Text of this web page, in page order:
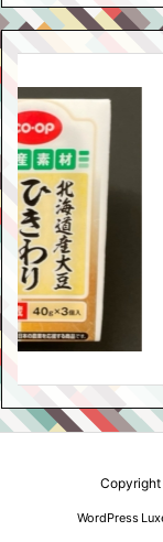
WordPress